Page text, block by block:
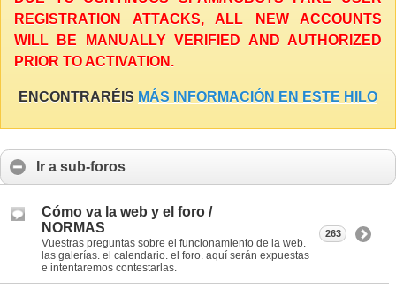
REGISTRATION ATTACKS, ALL NEW ACCOUNTS
WILL BE MANUALLY VERIFIED AND AUTHORIZED
PRIOR TO ACTIVATION.
ENCONTRARÉIS MÁS INFORMACIÓN EN ESTE HILO
Ir a sub-foros
Cómo va la web y el foro /
NORMAS
Vuestras preguntas sobre el funcionamiento de la web.
las galerías. el calendario. el foro. aquí serán expuestas
e intentaremos contestarlas.
263